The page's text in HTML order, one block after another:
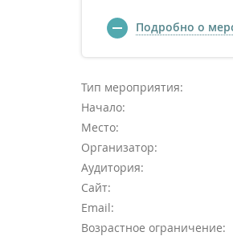
Подробно о
Тип мероприятия:
Начало:
Место:
Организатор:
Аудитория:
Сайт:
Email:
Возрастное ограничение: